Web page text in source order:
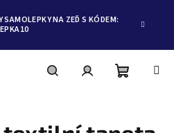
NA ZEĎ S KÓDEM: